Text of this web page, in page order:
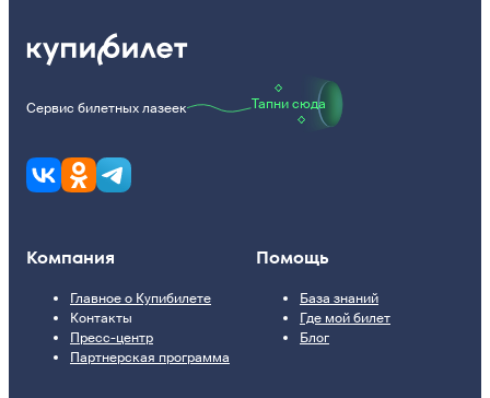
Сервис билетных лазеек Тапни сюда
Компания
Главное о Купибилете
Контакты
Пресс-центр
Партнерская программа
Помощь
База знаний
Где мой билет
Блог